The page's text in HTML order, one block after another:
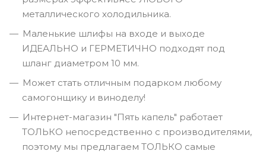
металлического холодильника.
Маленькие шлифы на входе и выходе
ИДЕАЛЬНО и ГЕРМЕТИЧНО подходят под
шланг диаметром 10 мм.
Может стать отличным подарком любому
самогонщику и виноделу!
Интернет-магазин "Пять капель" работает
ТОЛЬКО непосредственно с производителями,
поэтому мы предлагаем ТОЛЬКО самые